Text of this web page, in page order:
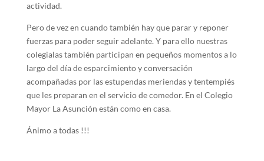
actividad.
Pero de vez en cuando también hay que parar y reponer
fuerzas para poder seguir adelante. Y para ello nuestras
colegialas también participan en pequeños momentos a lo
largo del día de esparcimiento y conversación
acompañadas por las estupendas meriendas y tentempiés
que les preparan en el servicio de comedor. En el Colegio
Mayor La Asunción están como en casa.
Ánimo a todas !!!